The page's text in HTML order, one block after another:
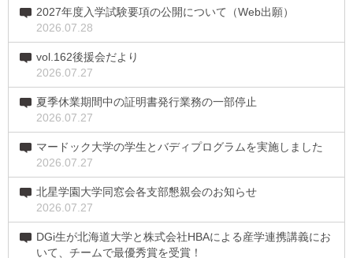
2027年度入学試験要項の公開について（Web出願）
2026.07.28
vol.162後援会だより
2026.07.27
夏季休業期間中の証明書発行業務の一部停止
2026.07.27
マードック大学の学生とバディプログラムを実施しました
2026.07.27
北星学園大学同窓会各支部懇親会のお知らせ
2026.07.27
DGi生が北海道大学と株式会社HBAによる産学連携講義にお
いて、チームで最優秀賞を受賞！